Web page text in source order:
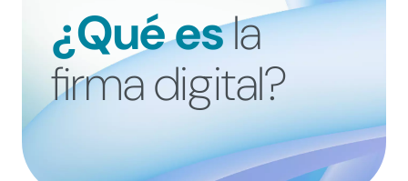
FIRMADORES
¿Qué esla
firma digital?